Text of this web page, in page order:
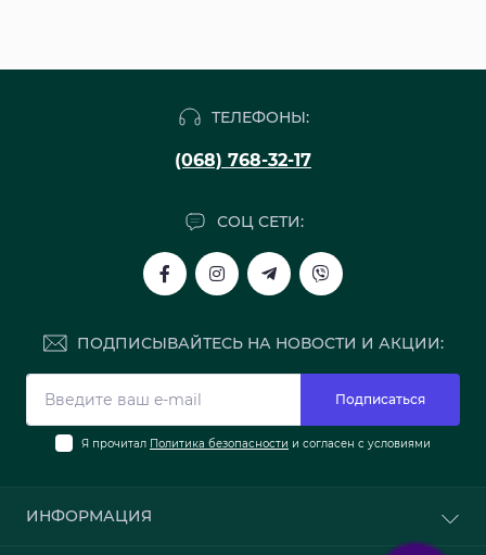
ТЕЛЕФОНЫ:
(068) 768-32-17
СОЦ СЕТИ:
ПОДПИСЫВАЙТЕСЬ НА НОВОСТИ И АКЦИИ:
Подписаться
Я прочитал Политика безопасности и согласен с условиями
ИНФОРМАЦИЯ